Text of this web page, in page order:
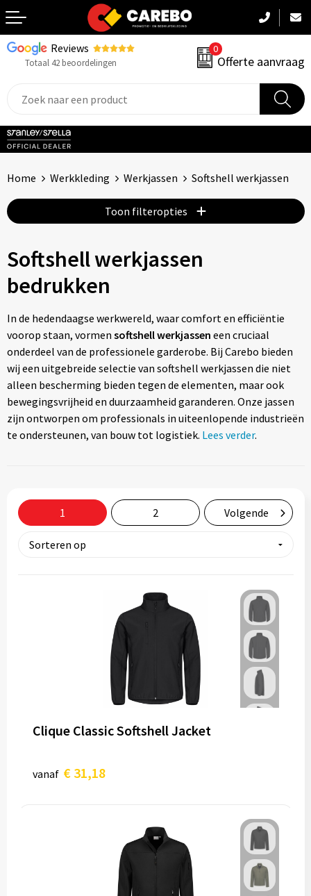
Reviews
Totaal 42 beoordelingen
0
Offerte aanvraag
Terug
Sportkleding
Caps, Mutsen & Sjaals
Handdoeken & Dekens
Kinderkleding
Tassen
Relatiegeschenken
Stickers
Home Werkkleding Werkjassen Softshell werkjassen
Toon filteropties
Softshell werkjassen
bedrukken
In de hedendaagse werkwereld, waar comfort en efficiëntie
voorop staan, vormen softshell werkjassen een cruciaal
onderdeel van de professionele garderobe. Bij Carebo bieden
wij een uitgebreide selectie van softshell werkjassen die niet
alleen bescherming bieden tegen de elementen, maar ook
bewegingsvrijheid en duurzaamheid garanderen. Onze jassen
zijn ontworpen om professionals in uiteenlopende industrieën
te ondersteunen, van bouw tot logistiek. Lees verder.
1 2 Volgende
Clique Classic Softshell Jacket
vanaf € 31,18